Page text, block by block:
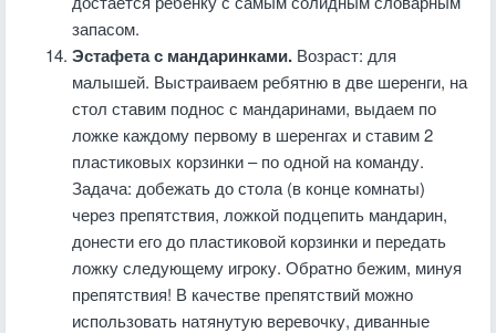
запасом.
Эстафета с мандаринками. Возраст: для
малышей. Выстраиваем ребятню в две шеренги, на
стол ставим поднос с мандаринами, выдаем по
ложке каждому первому в шеренгах и ставим 2
пластиковых корзинки – по одной на команду.
Задача: добежать до стола (в конце комнаты)
через препятствия, ложкой подцепить мандарин,
донести его до пластиковой корзинки и передать
ложку следующему игроку. Обратно бежим, минуя
препятствия! В качестве препятствий можно
использовать натянутую веревочку, диванные